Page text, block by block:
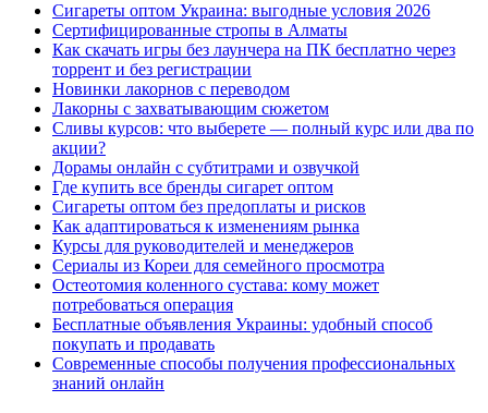
Сигареты оптом Украина: выгодные условия 2026
Сертифицированные стропы в Алматы
Как скачать игры без лаунчера на ПК бесплатно через
торрент и без регистрации
Новинки лакорнов с переводом
Лакорны с захватывающим сюжетом
Сливы курсов: что выберете — полный курс или два по
акции?
Дорамы онлайн с субтитрами и озвучкой
Где купить все бренды сигарет оптом
Сигареты оптом без предоплаты и рисков
Как адаптироваться к изменениям рынка
Курсы для руководителей и менеджеров
Сериалы из Кореи для семейного просмотра
Остеотомия коленного сустава: кому может
потребоваться операция
Бесплатные объявления Украины: удобный способ
покупать и продавать
Современные способы получения профессиональных
знаний онлайн